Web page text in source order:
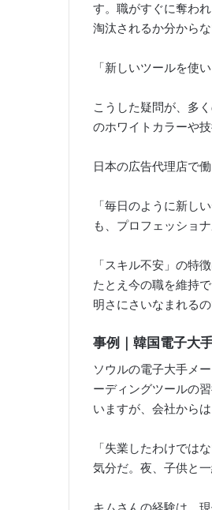
す。職がすぐに奪わ
淘汰されるか分から
「新しいツールを使
こうした疑問が、多
のホワイトカラーや
日本の広告代理店で
「毎日のように新し
も、プロフェッショ
「スキル不安」の特
たとえ今の職を維持
明さにさいなまれるの
事例｜ 韓国電子大
ソウルの電子大手メ
ーディングツールの
いますが、会社から
「失業したわけでは
気分だ。夜、子供と